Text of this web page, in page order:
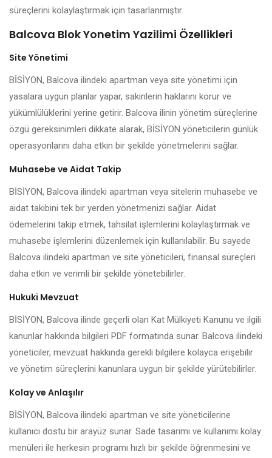
süreçlerini kolaylaştırmak için tasarlanmıştır.
Balcova Blok Yonetim Yazilimi Özellikleri
Site Yönetimi
BİSİYON, Balcova ilindeki apartman veya site yönetimi için
yasalara uygun planlar yapar, sakinlerin haklarını korur ve
yükümlülüklerini yerine getirir. Balcova ilinin yönetim süreçlerine
özgü gereksinimleri dikkate alarak, BİSİYON yöneticilerin günlük
operasyonlarını daha etkin bir şekilde yönetmelerini sağlar.
Muhasebe ve Aidat Takip
BİSİYON, Balcova ilindeki apartman veya sitelerin muhasebe ve
aidat takibini tek bir yerden yönetmenizi sağlar. Aidat
ödemelerini takip etmek, tahsilat işlemlerini kolaylaştırmak ve
muhasebe işlemlerini düzenlemek için kullanılabilir. Bu sayede
Balcova ilindeki apartman ve site yöneticileri, finansal süreçleri
daha etkin ve verimli bir şekilde yönetebilirler.
Hukuki Mevzuat
BİSİYON, Balcova ilinde geçerli olan Kat Mülkiyeti Kanunu ve ilgili
kanunlar hakkında bilgileri PDF formatında sunar. Balcova ilindeki
yöneticiler, mevzuat hakkında gerekli bilgilere kolayca erişebilir
ve yönetim süreçlerini kanunlara uygun bir şekilde yürütebilirler.
Kolay ve Anlaşılır
BİSİYON, Balcova ilindeki apartman ve site yöneticilerine
kullanıcı dostu bir arayüz sunar. Sade tasarımı ve kullanımı kolay
menüleri ile herkesin programı hızlı bir şekilde öğrenmesini ve